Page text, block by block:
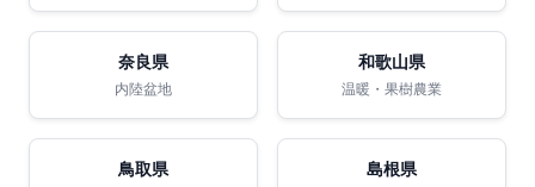
奈良県
内陸盆地
和歌山県
温暖・果樹農業
鳥取県 島根県